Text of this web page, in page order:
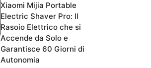
Xiaomi Mijia Portable
Electric Shaver Pro: Il
Rasoio Elettrico che si
Accende da Solo e
Garantisce 60 Giorni di
Autonomia